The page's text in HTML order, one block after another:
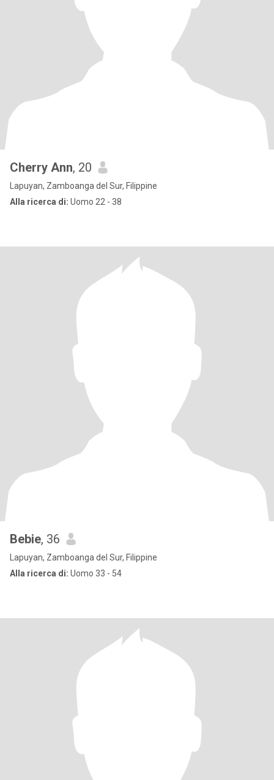
Cherry Ann, 20
Lapuyan, Zamboanga del Sur, Filippine
Alla ricerca di: Uomo 22 - 38
Bebie, 36
Lapuyan, Zamboanga del Sur, Filippine
Alla ricerca di: Uomo 33 - 54